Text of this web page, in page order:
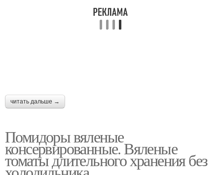
читать дальше →
Помидоры вяленые
консервированные. Вяленые
томаты длительного хранения без